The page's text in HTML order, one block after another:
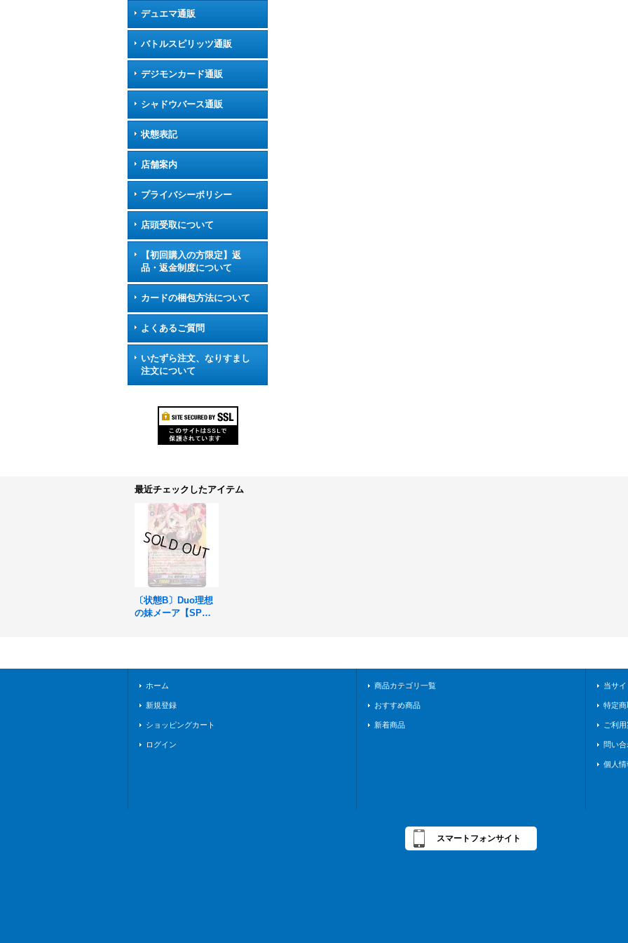
デュエマ通販
バトルスピリッツ通販
デジモンカード通販
シャドウバース通販
状態表記
店舗案内
プライバシーポリシー
店頭受取について
【初回購入の方限定】返
品・返金制度について
カードの梱包方法について
よくあるご質問
いたずら注文、なりすまし
注文について
最近チェックしたアイテム
〔状態B〕Duo理想
の妹メーア【SP】
ホーム
新規登録
ショッピングカート
ログイン
商品カテゴリ一覧
おすすめ商品
新着商品
当サ
特定
ご利
問い合
個人
スマートフォンサイト